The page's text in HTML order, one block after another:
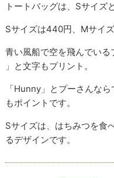
トートバッグは、Sサイズ
Sサイズは440円、Mサイ
青い風船で空を飛んでい
」と文字もプリント。
「Hunny」とプーさんな
もポイントです。
Sサイズは、はちみつを食
るデザインです。